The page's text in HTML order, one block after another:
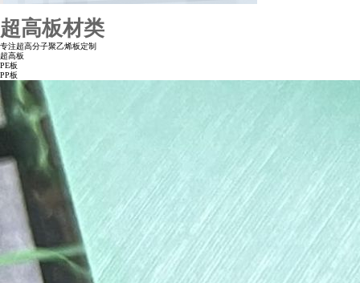
超高板材类
专注超高分子聚乙烯板定制
超高板
PE板
PP板